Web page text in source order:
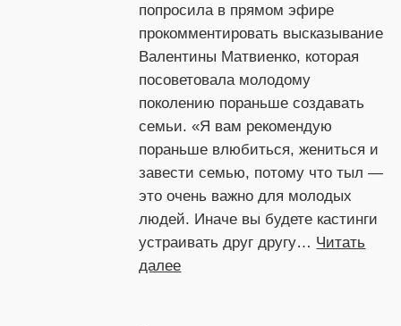
попросила в прямом эфире
прокомментировать высказывание
Валентины Матвиенко, которая
посоветовала молодому
поколению пораньше создавать
семьи. «Я вам рекомендую
пораньше влюбиться, жениться и
завести семью, потому что тыл —
это очень важно для молодых
людей. Иначе вы будете кастинги
устраивать друг другу… Читать
далее: